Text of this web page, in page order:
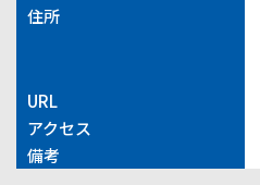
住所
URL
アクセス
備考